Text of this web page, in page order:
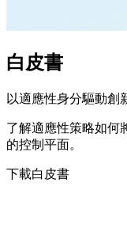
白皮書
以適應性身分驅動創
了解適應性策略如何
的控制平面。
下載白皮書